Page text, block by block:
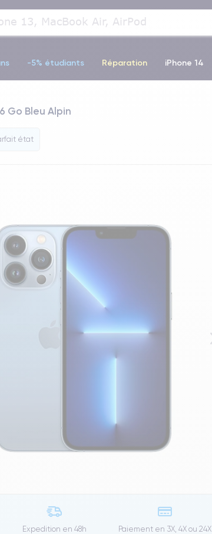
-5% étudiants Réparation iPhone 14
Go Bleu Alpin
état
Expedition en 48h Paiement en 3X, 4X ou 24X